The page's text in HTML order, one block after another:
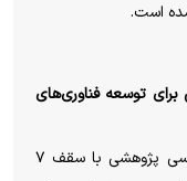
است.
توسعه فناوری‌های
بنیاد ملی علم ایران در سال ۱۴۰۵ از ۱۰ کرسی پژوهشی با سقف ۷